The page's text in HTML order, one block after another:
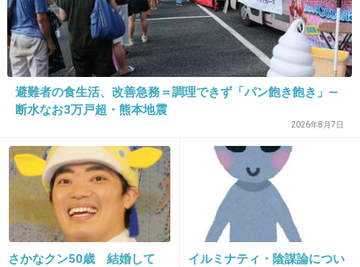
でも私のまわりでは、あまり期待されてないド
ラマだわ。
+118 -12
松ケン主役なんだw
+19
20. 匿名2015/06/27(土) 10:14:37
避難者の食生活、改善急務＝調理できず「パン飽き飽き」―
断水なお3万戸超・熊本地震
2026年8月7日
さかなクン50歳 結婚して
イルミナティ・陰謀論につい